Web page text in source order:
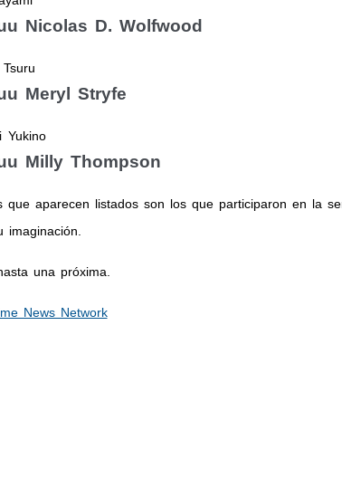
Nicolas D. Wolfwood
Meryl Stryfe
Yukino
Milly Thompson
que aparecen listados son los que participaron en la
imaginación.
una próxima.
News Network